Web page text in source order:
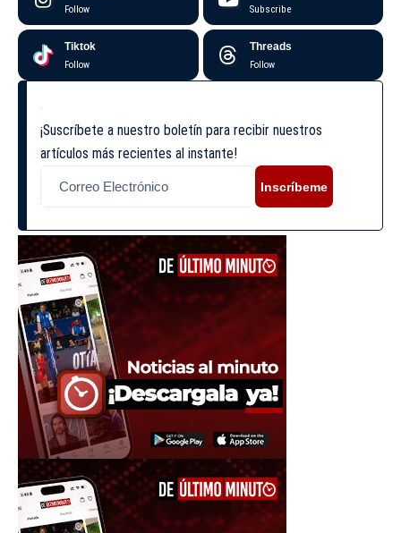
Follow Subscribe
Tiktok
Follow
Threads
Follow
¡Suscríbete a nuestro boletín para recibir nuestros
artículos más recientes al instante!
Inscríbeme